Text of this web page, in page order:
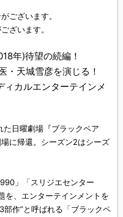
ございます。
ざいます。
年)待望の続編！
・天城雪彦を演じる！
カルエンターテインメ
日曜劇場『ブラックペア
に帰還。シーズン2はシーズ
」「スリジエセンター
を、エンターテインメントを
作”と呼ばれる「ブラックペ